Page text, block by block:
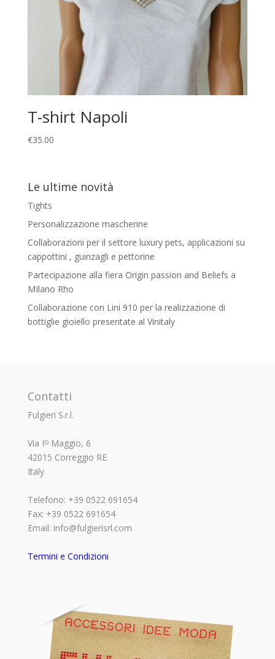
T-shirt Napoli
€35.00
Le ultime novità
Tights
Personalizzazione mascherine
Collaborazioni per il settore luxury pets, applicazioni su
cappottini , guinzagli e pettorine
Partecipazione alla fiera Origin passion and Beliefs a
MIlano Rho
Collaborazione con Lini 910 per la realizzazione di
bottiglie gioiello presentate al Vinitaly
Contatti
Fulgieri S.r.l.
Via Iᴼ Maggio, 6
42015 Correggio RE
Italy
Telefono: +39 0522 691654
Fax: +39 0522 691654
Email: info@fulgierisrl.com
Termini e Condizioni